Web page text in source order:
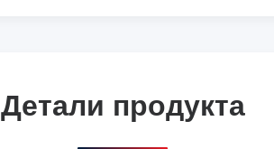
Детали продукта